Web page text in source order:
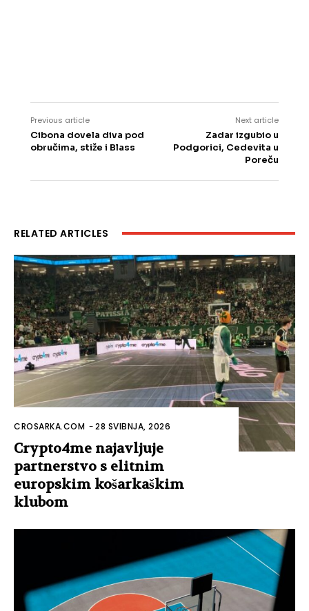
Previous article
Cibona dovela diva pod
obručima, stiže i Blass
Next article
Zadar izgubio u
Podgorici, Cedevita u
Poreču
RELATED ARTICLES
CROSARKA.COM -28 SVIBNJA, 2026
Crypto4me najavljuje
partnerstvo s elitnim
europskim košarkaškim
klubom